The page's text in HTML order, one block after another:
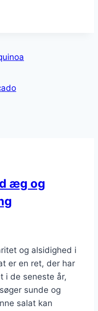
æg og
og alsidighed i
er en ret, der har
i de seneste år,
sunde og
salat kan